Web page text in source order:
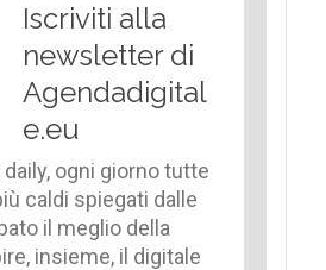
Iscriviti alla
newsletter di
Agendadigital
e.eu
ogni giorno tutte
caldi spiegati dalle
il meglio della
insieme, il digitale